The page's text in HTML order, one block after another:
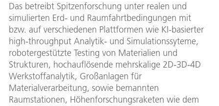
Das betreibt Spitzenforschung unter realen und
simulierten Erd- und Raumfahrtbedingungen mit
bzw. auf verschiedenen Plattformen wie KI-basierter
high-throughput Analytik- und Simulationssyteme,
robotergestützte Testing von Materialien und
Strukturen, hochauflösende mehrskalige 2D-3D-4D
Werkstoffanalytik, Großanlagen für
Materialverarbeitung, sowie bemannten
Raumstationen, Höhenforschungsraketen wie dem